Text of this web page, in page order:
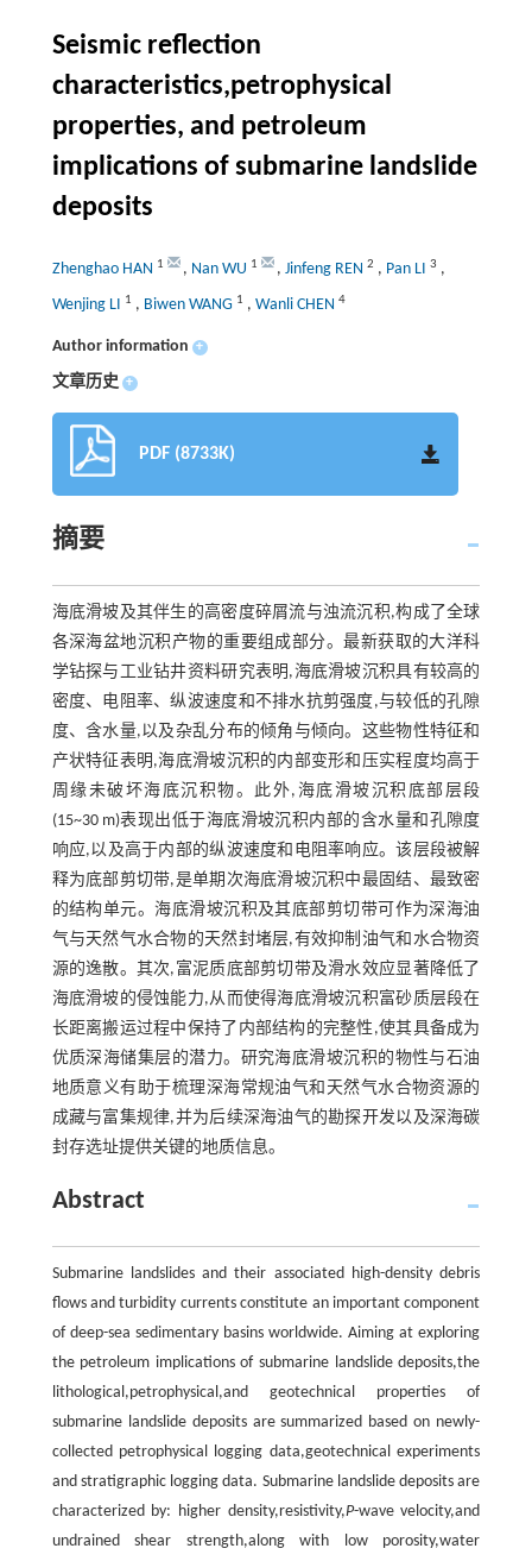
Seismic reflection
characteristics,petrophysical
properties, and petroleum
implications of submarine landslide
deposits
Zhenghao HAN 1 , Nan WU 1 , Jinfeng REN 2 , Pan LI 3 ,
Wenjing LI 1 , Biwen WANG 1 , Wanli CHEN 4
Author information +
文章历史 +
PDF (8733K)
摘要
海底滑坡及其伴生的高密度碎屑流与浊流沉积,构成了全球
各深海盆地沉积产物的重要组成部分。最新获取的大洋科
学钻探与工业钻井资料研究表明,海底滑坡沉积具有较高的
密度、电阻率、纵波速度和不排水抗剪强度,与较低的孔隙
度、含水量,以及杂乱分布的倾角与倾向。这些物性特征和
产状特征表明,海底滑坡沉积的内部变形和压实程度均高于
周缘未破坏海底沉积物。此外,海底滑坡沉积底部层段
(15~30 m)表现出低于海底滑坡沉积内部的含水量和孔隙度
响应,以及高于内部的纵波速度和电阻率响应。该层段被解
释为底部剪切带,是单期次海底滑坡沉积中最固结、最致密
的结构单元。海底滑坡沉积及其底部剪切带可作为深海油
气与天然气水合物的天然封堵层,有效抑制油气和水合物资
源的逸散。其次,富泥质底部剪切带及滑水效应显著降低了
海底滑坡的侵蚀能力,从而使得海底滑坡沉积富砂质层段在
长距离搬运过程中保持了内部结构的完整性,使其具备成为
优质深海储集层的潜力。研究海底滑坡沉积的物性与石油
地质意义有助于梳理深海常规油气和天然气水合物资源的
成藏与富集规律,并为后续深海油气的勘探开发以及深海碳
封存选址提供关键的地质信息。
Abstract
Submarine landslides and their associated high-density debris
flows and turbidity currents constitute an important component
of deep-sea sedimentary basins worldwide. Aiming at exploring
the petroleum implications of submarine landslide deposits,the
lithological,petrophysical,and geotechnical properties of
submarine landslide deposits are summarized based on newly-
collected petrophysical logging data,geotechnical experiments
and stratigraphic logging data. Submarine landslide deposits are
characterized by: higher density,resistivity,P-wave velocity,and
undrained shear strength,along with low porosity,water